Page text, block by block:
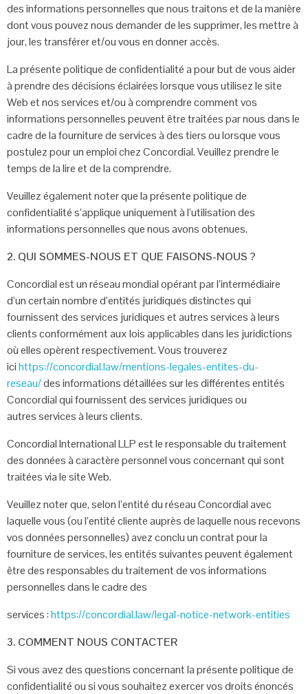
des informationspersonnelles que nous traitons et de la manière
dont vous pouvez nous demanderde les supprimer, les mettre à
jour, les transférer et/ou vous en donner accès.
La présente politique de confidentialité a pour but de vous aider
à prendre desdécisions éclairées lorsque vous utilisez le site
Web et nos services et/ou àcomprendre comment vos
informations personnelles peuvent être traitées par nousdans le
cadre de la fourniture de services à des tiers ou lorsque vous
postulez pourun emploi chez Concordial. Veuillez prendre le
temps de la lire et de la comprendre.
Veuillez également noter que la présente politique de
confidentialité s’appliqueuniquement à l’utilisation des
informations personnelles que nous avons obtenues.
2. QUI SOMMES-NOUS ET QUE FAISONS-NOUS ?
Concordial est un réseau mondial opérant par l’intermédiaire
d’un certain nombred’entités juridiques distinctes qui
fournissent des services juridiques et autresservices à leurs
clients conformément aux lois applicables dans les juridictions
oùelles opèrent respectivement. Vous trouverez
icihttps://concordial.law/mentions-legales-entites-du-
reseau/des informations détaillées sur les différentes entités
Concordial qui fournissent des services juridiques ou
autresservices à leurs clients.
Concordial International LLP est le responsable du traitement
des données àcaractère personnel vous concernant qui sont
traitées via le site Web.
Veuillez noter que, selon l’entité du réseau Concordial avec
laquelle vous (ou l’entitécliente auprès de laquelle nous recevons
vos données personnelles) avez conclu uncontrat pour la
fourniture de services, les entités suivantes peuvent également
êtredes responsables du traitement de vos informations
personnelles dans le cadre des
services :https://concordial.law/legal-notice-network-entities
3. COMMENT NOUS CONTACTER
Si vous avez des questions concernant la présente politique de
confidentialité ou sivous souhaitez exercer vos droits énoncés